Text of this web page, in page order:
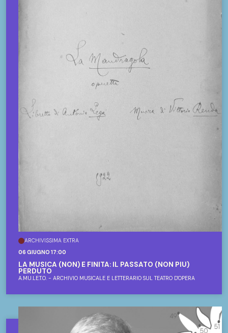
ARCHIVISSIMA EXTRA
06 GIUGNO 17:00
LA MUSICA (NON) È FINITA: IL PASSATO (NON PIÙ)
PERDUTO
A.MU.LE.T.O. - ARCHIVIO MUSICALE E LETTERARIO SUL TEATRO D'OPERA